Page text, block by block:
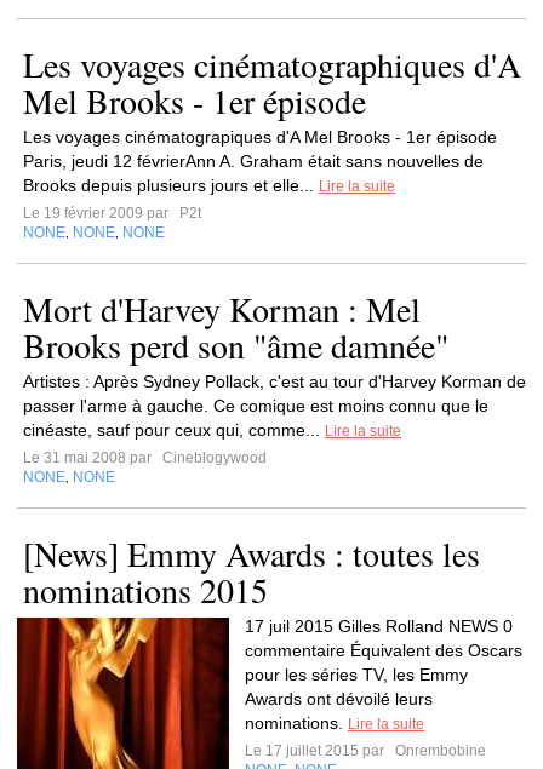
Les voyages cinématographiques d'A
Mel Brooks - 1er épisode
Les voyages cinématograpiques d'A Mel Brooks - 1er épisode
Paris, jeudi 12 févrierAnn A. Graham était sans nouvelles de
Brooks depuis plusieurs jours et elle...
Lire la suite
Le 19 février 2009 par
P2t
NONE NONE NONE
Mort d'Harvey Korman : Mel
Brooks perd son "âme damnée"
Artistes : Après Sydney Pollack, c'est au tour d'Harvey Korman de
passer l'arme à gauche. Ce comique est moins connu que le
cinéaste, sauf pour ceux qui, comme...
Lire la suite
Le 31 mai 2008 par
Cineblogywood
NONE NONE
[News] Emmy Awards : toutes les
nominations 2015
17 juil 2015 Gilles Rolland NEWS 0
commentaire Équivalent des Oscars
pour les séries TV, les Emmy
Awards ont dévoilé leurs
nominations.
Lire la suite
Le 17 juillet 2015 par
Onrembobine